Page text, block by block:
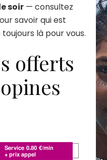
soir — consultez
savoir qui est
là pour vous.
offerts